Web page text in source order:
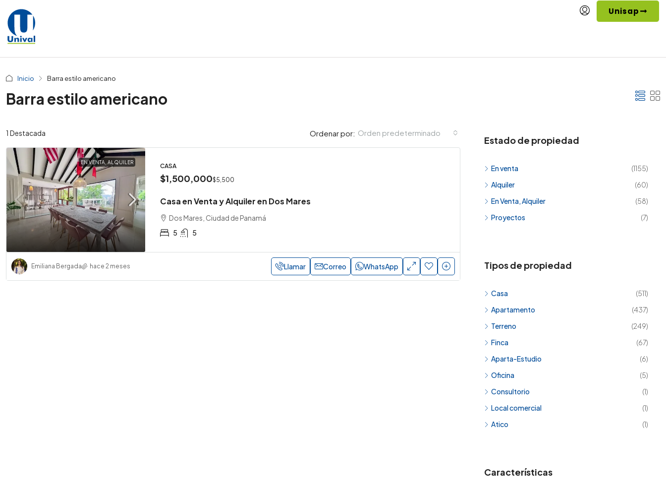
Unisap
Inicio Barra estilo americano
Barra estilo americano
1 Destacada Ordenar por: Orden predeterminado
EN VENTA, ALQUILER
CASA
$1,500,000$5,500
Casa en Venta y Alquiler en Dos Mares
Dos Mares, Ciudad de Panamá
5
5
Emiliana Bergada hace 2 meses Llamar Correo WhatsApp
Estado de propiedad
En venta
(1155)
Alquiler
(60)
En Venta, Alquiler
(58)
Proyectos
(7)
Tipos de propiedad
Casa
(511)
Apartamento
(437)
Terreno
(249)
Finca
(67)
Aparta-Estudio
(6)
Oficina
(5)
Consultorio
(1)
Local comercial
(1)
Atico
(1)
Características